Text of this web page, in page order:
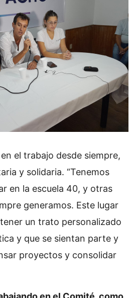
el trabajo desde siempre,
y solidaria. “Tenemos
en la escuela 40, y otras
generamos. Este lugar
un trato personalizado
y que se sientan parte y
proyectos y consolidar